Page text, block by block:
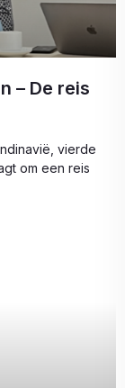
– De reis
vierde
om een reis